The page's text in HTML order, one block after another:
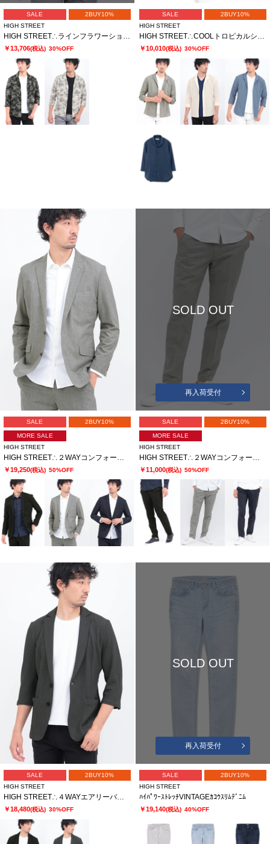
SALE
2BUY10%
HIGH STREET
HIGH STREET∴ラインフラワーショートウイング７分袖シャツ
￥13,706(税込) 30%OFF
SALE
2BUY10%
HIGH STREET
HIGH STREET∴COOLトロピカルショートウイング７分袖シャツ
￥10,010(税込) 30%OFF
SALE 2BUY10%
MORE SALE
HIGH STREET
HIGH STREET∴２WAYコンフォートブラッシュプリントジャケット
￥19,250(税込) 50%OFF
SOLD OUT
再入荷受付
SALE 2BUY10%
MORE SALE
HIGH STREET
HIGH STREET∴２WAYコンフォートブラッシュプリントイージーパンツ
￥11,000(税込) 50%OFF
SALE
2BUY10%
HIGH STREET
HIGH STREET∴４WAYエアリーバーク柄リンクス７分袖ジャケット
￥18,480(税込) 30%OFF
SOLD OUT
再入荷受付
SALE
2BUY10%
HIGH STREET
ﾊｲﾊﾟﾜｰｽﾄﾚｯﾁVINTAGEｶｺｳｽﾘﾑﾃﾞﾆﾑ
￥19,140(税込) 40%OFF